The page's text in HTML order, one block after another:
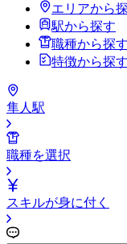
エリアから
駅から探す
職種から探す
特徴から探す
隼人駅
職種を選択
スキルが身に付く